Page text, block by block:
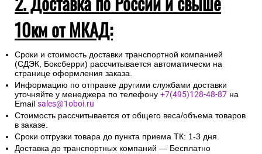
10км от МКАД:
Сроки и стоимость доставки транспортной компанией
(СДЭК, Боксберри) рассчитывается автоматически на
странице оформления заказа.
Информацию по отправке другими службами доставки
уточняйте у менеджера по телефону +7(495)128-48-87 на
Email sales@1oboi.ru
Стоимость рассчитывается от общего веса/объема товаров
в заказе.
Сроки отгрузки товара до пункта приема ТК: 1-3 дня.
Доставка до транспортных компаний — Бесплатно